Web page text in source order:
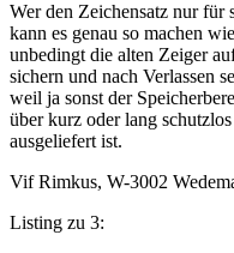
Wer den Zeichensatz nur für
kann es genau so machen
unbedingt die alten Zeiger
sichern und nach Verlassen
weil ja sonst der
über kurz oder lang
ausgeliefert ist.
Vif Rimkus, W-3002
Listing zu 3: